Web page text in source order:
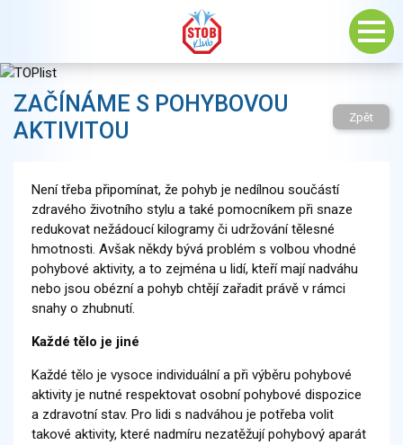
ZAČÍNÁME S POHYBOVOU
AKTIVITOU
Zpět
Není třeba připomínat, že pohyb je nedílnou součástí
zdravého životního stylu a také pomocníkem při snaze
redukovat nežádoucí kilogramy či udržování tělesné
hmotnosti. Avšak někdy bývá problém s volbou vhodné
pohybové aktivity, a to zejména u lidí, kteří mají nadváhu
nebo jsou obézní a pohyb chtějí zařadit právě v rámci
snahy o zhubnutí.
Každé tělo je jiné
Každé tělo je vysoce individuální a při výběru pohybové
aktivity je nutné respektovat osobní pohybové dispozice
a zdravotní stav. Pro lidi s nadváhou je potřeba volit
takové aktivity, které nadmíru nezatěžují pohybový aparát